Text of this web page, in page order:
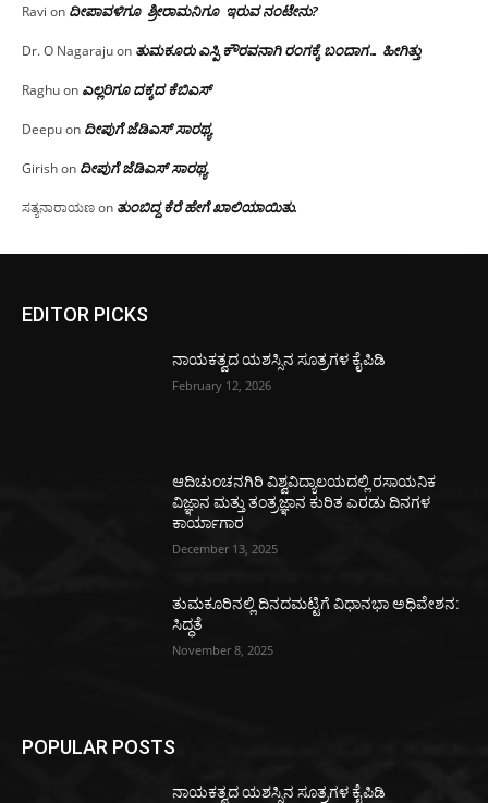
Ravi on ದೀಪಾವಳಿಗೂ ಶ್ರೀರಾಮನಿಗೂ ಇರುವ ನಂಟೇನು?
Dr. O Nagarajuon ತುಮಕೂರು ಎಸ್ಪಿ ಕೌರವನಾಗಿ ರಂಗಕ್ಕೆ ಬಂದಾಗ… ಹೀಗಿತ್ತು
Raghuon ಎಲ್ಲರಿಗೂ ದಕ್ಕದ ಕೆಬಿಎಸ್
Deepuon ದೀಪುಗೆ ಜೆಡಿಎಸ್ ಸಾರಥ್ಯ
Girishon ದೀಪುಗೆ ಜೆಡಿಎಸ್ ಸಾರಥ್ಯ
ಸತ್ಯನಾರಾಯಣon ತುಂಬಿದ್ದ ಕೆರೆ ಹೇಗೆ ಖಾಲಿಯಾಯಿತು.
EDITOR PICKS
ನಾಯಕತ್ವದ ಯಶಸ್ಸಿನ ಸೂತ್ರಗಳ ಕೈಪಿಡಿ
February 12, 2026
ಆದಿಚುಂಚನಗಿರಿ ವಿಶ್ವವಿದ್ಯಾಲಯದಲ್ಲಿ ರಸಾಯನಿಕ
ವಿಜ್ಞಾನ ಮತ್ತು ತಂತ್ರಜ್ಞಾನ ಕುರಿತ ಎರಡು ದಿನಗಳ
ಕಾರ್ಯಾಗಾರ
December 13, 2025
ತುಮಕೂರಿನಲ್ಲಿ ದಿನದಮಟ್ಟಿಗೆ ವಿಧಾನಭಾ ಅಧಿವೇಶನ:
ಸಿದ್ಧತೆ
November 8, 2025
POPULAR POSTS
ನಾಯಕತ್ವದ ಯಶಸ್ಸಿನ ಸೂತ್ರಗಳ ಕೈಪಿಡಿ